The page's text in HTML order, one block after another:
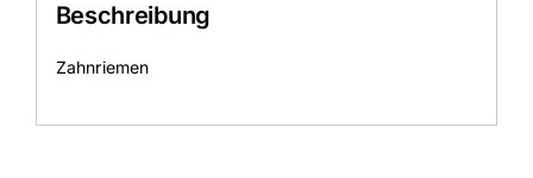
Beschreibung
Zahnriemen